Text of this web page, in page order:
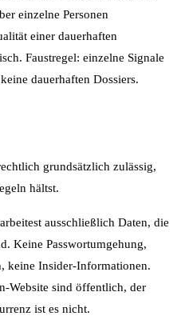
einzelne Personen
einer dauerhaften
Faustregel: einzelne Signale
dauerhaften Dossiers.
grundsätzlich zulässig,
hältst.
ausschließlich Daten, die
Keine Passwortumgehung,
keine Insider-Informationen.
Website sind öffentlich, der
ist es nicht.